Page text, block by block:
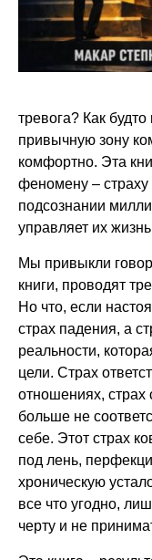
тревога? Как
привычную зону
комфортно. Эта
феномену – страху
подсознании
управляет их
Мы привыкли
книги, проводят
Но что, если
страх падения, а
реальности,
цели. Страх
отношениях, страх
больше не
себе. Этот страх
под лень,
хроническую
все что угодно,
черту и не